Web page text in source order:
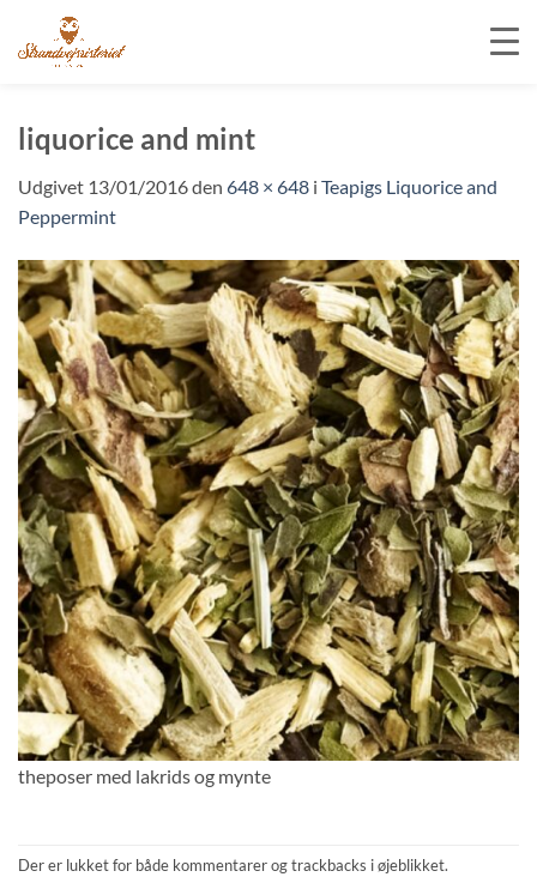
indhold
liquorice and mint
Udgivet 13/01/2016den 648 × 648 i Teapigs Liquorice and
Peppermint
theposer med lakrids og mynte
Der er lukket for både kommentarer og trackbacks i øjeblikket.